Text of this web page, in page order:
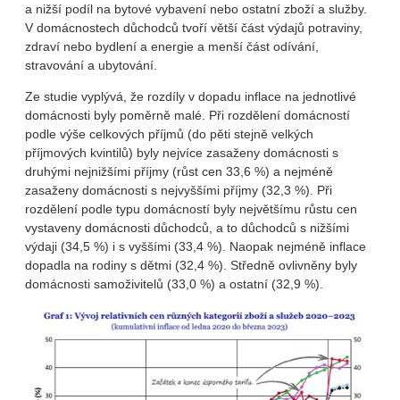
a nižší podíl na bytové vybavení nebo ostatní zboží a služby.
V domácnostech důchodců tvoří větší část výdajů potraviny,
zdraví nebo bydlení a energie a menší část odívání,
stravování a ubytování.
Ze studie vyplývá, že rozdíly v dopadu inflace na jednotlivé
domácnosti byly poměrně malé. Při rozdělení domácností
podle výše celkových příjmů (do pěti stejně velkých
příjmových kvintilů) byly nejvíce zasaženy domácnosti s
druhými nejnižšími příjmy (růst cen 33,6 %) a nejméně
zasaženy domácnosti s nejvyššími příjmy (32,3 %). Při
rozdělení podle typu domácností byly největšímu růstu cen
vystaveny domácnosti důchodců, a to důchodců s nižšími
výdaji (34,5 %) i s vyššími (33,4 %). Naopak nejméně inflace
dopadla na rodiny s dětmi (32,4 %). Středně ovlivněny byly
domácnosti samoživitelů (33,0 %) a ostatní (32,9 %).